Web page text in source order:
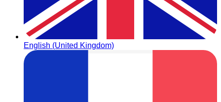
English (United Kingdom)